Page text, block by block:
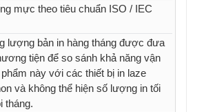
mực theo tiêu chuẩn ISO / IEC
lượng bản in hàng tháng được đưa
tiện để so sánh khả năng vận
này với các thiết bị in laze
và không thể hiện số lượng in tối
tháng.